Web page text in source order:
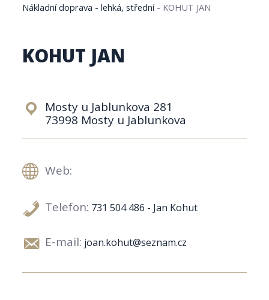
Nákladní doprava - lehká, střední- KOHUT JAN
KOHUT JAN
Mosty u Jablunkova 281
73998 Mosty u Jablunkova
Web:
Telefon: 731 504 486 - Jan Kohut
E-mail: joan.kohut@seznam.cz